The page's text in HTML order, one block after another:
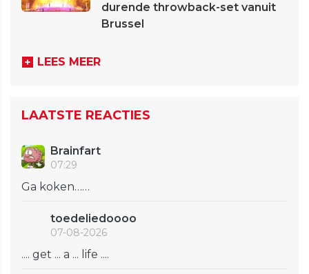
durende throwback-set vanuit
Brussel
LEES MEER
LAATSTE REACTIES
Brainfart
07:29
Ga koken……
toedeliedoooo
07-08-2026
.... get ... a ... life ....